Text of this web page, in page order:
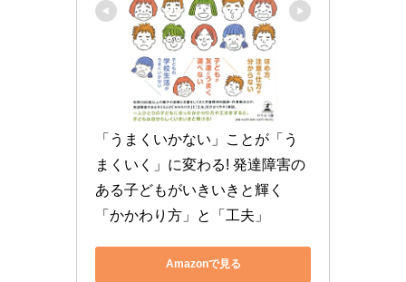
「うまくいかない」ことが「う
まくいく」に変わる! 発達障害の
ある子どもがいきいきと輝く
「かかわり方」と「工夫」
Amazonで見る